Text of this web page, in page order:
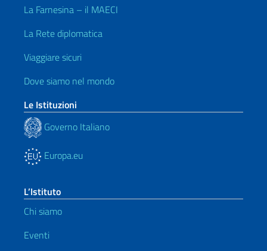
La Farnesina – il MAECI
La Rete diplomatica
Viaggiare sicuri
Dove siamo nel mondo
Le Istituzioni
Governo Italiano
Europa.eu
L’Istituto
Chi siamo
Eventi